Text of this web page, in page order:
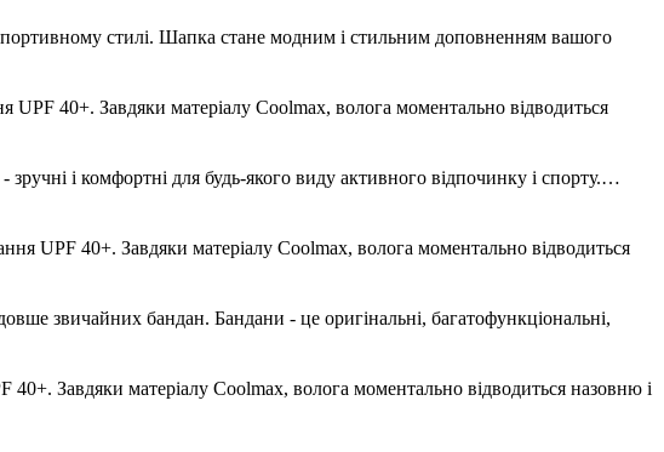
стилі. Шапка стане модним і стильним доповненням вашого
40+. Завдяки матеріалу Coolmax, волога моментально відводиться
і комфортні для будь-якого виду активного відпочинку і спорту.…
UPF 40+. Завдяки матеріалу Coolmax, волога моментально відводиться
звичайних бандан. Бандани - це оригінальні, багатофункціональні,
40+. Завдяки матеріалу Coolmax, волога моментально відводиться назовню і